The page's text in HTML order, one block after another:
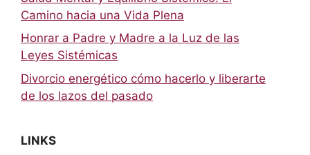
Camino hacia una Vida Plena
Honrar a Padre y Madre a la Luz de las
Leyes Sistémicas
Divorcio energético cómo hacerlo y liberarte
de los lazos del pasado
LINKS